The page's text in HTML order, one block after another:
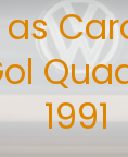
1991